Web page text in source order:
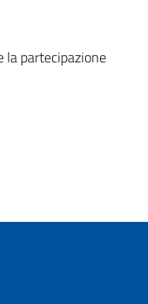
la partecipazione